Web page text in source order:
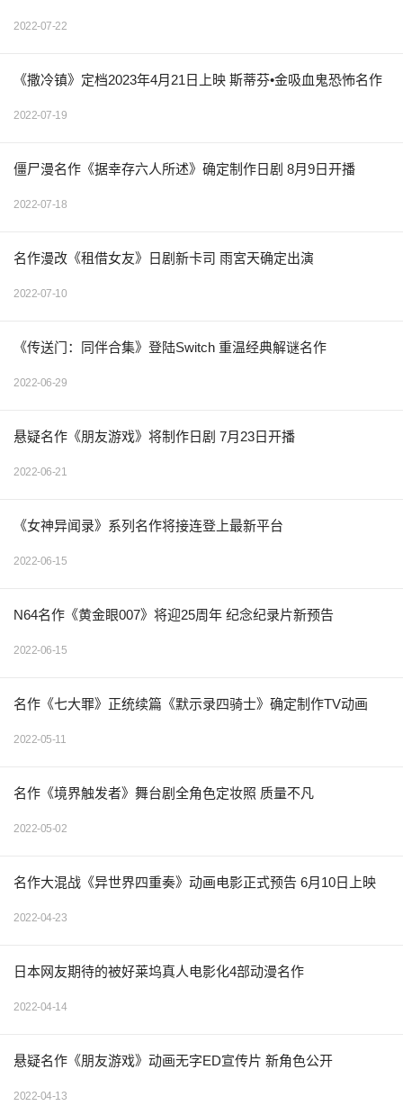
2022-07-22
《撒冷镇》定档2023年4月21日上映 斯蒂芬•金吸血鬼恐怖名作
2022-07-19
僵尸漫名作《据幸存六人所述》确定制作日剧 8月9日开播
2022-07-18
名作漫改《租借女友》日剧新卡司 雨宮天确定出演
2022-07-10
《传送门：同伴合集》登陆Switch 重温经典解谜名作
2022-06-29
悬疑名作《朋友游戏》将制作日剧 7月23日开播
2022-06-21
《女神异闻录》系列名作将接连登上最新平台
2022-06-15
N64名作《黄金眼007》将迎25周年 纪念纪录片新预告
2022-06-15
名作《七大罪》正统续篇《默示录四骑士》确定制作TV动画
2022-05-11
名作《境界触发者》舞台剧全角色定妆照 质量不凡
2022-05-02
名作大混战《异世界四重奏》动画电影正式预告 6月10日上映
2022-04-23
日本网友期待的被好莱坞真人电影化4部动漫名作
2022-04-14
悬疑名作《朋友游戏》动画无字ED宣传片 新角色公开
2022-04-13